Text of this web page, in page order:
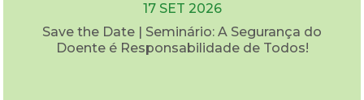
17 SET 2026
Save the Date | Seminário: A Segurança do
Doente é Responsabilidade de Todos!